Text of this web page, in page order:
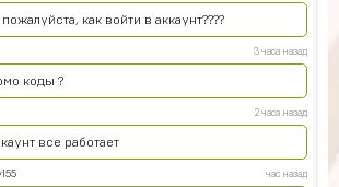
как войти в аккаунт????
3 часа назад
коды ?
2 часа назад
все работает
час назад